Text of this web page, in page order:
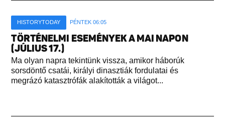
HISTORYTODAY PÉNTEK 06:05
TÖRTÉNELMI ESEMÉNYEK A MAI NAPON
(JÚLIUS 17.)
Ma olyan napra tekintünk vissza, amikor háborúk
sorsdöntő csatái, királyi dinasztiák fordulatai és
megrázó katasztrófák alakították a világot...